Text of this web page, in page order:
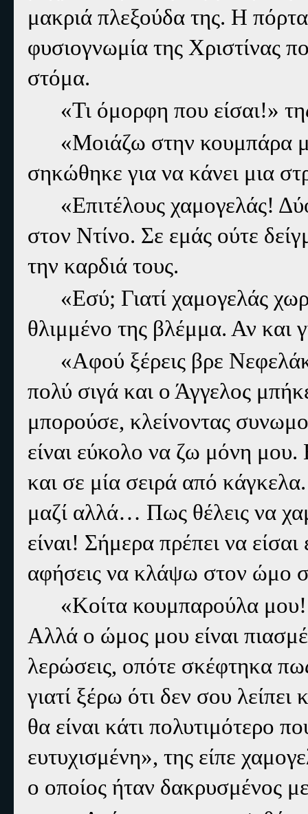
μακριά πλεξούδα της. Η
φυσιογνωμία της Χριστίνας
στόμα.
«Τι όμορφη που είσαι!»
«Μοιάζω στην κουμπάρα
σηκώθηκε για να κάνει μια
«Επιτέλους χαμογελάς!
στον Ντίνο. Σε εμάς ούτε
την καρδιά τους.
«Εσύ; Γιατί χαμογελάς
θλιμμένο της βλέμμα. Αν και
«Αφού ξέρεις βρε
πολύ σιγά και ο Άγγελος
μπορούσε, κλείνοντας
είναι εύκολο να ζω μόνη μου.
και σε μία σειρά από
μαζί αλλά… Πως θέλεις να
είναι! Σήμερα πρέπει να
αφήσεις να κλάψω στον ώμο
«Κοίτα κουμπαρούλα
Αλλά ο ώμος μου είναι
λερώσεις, οπότε σκέφτηκα
γιατί ξέρω ότι δεν σου
θα είναι κάτι πολυτιμότερο
ευτυχισμένη», της είπε
ο οποίος ήταν δακρυσμένος